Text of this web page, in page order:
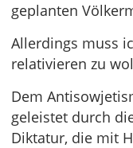
geplanten
Allerdings muss
relativieren zu
Dem
geleistet durch
Diktatur, die mit